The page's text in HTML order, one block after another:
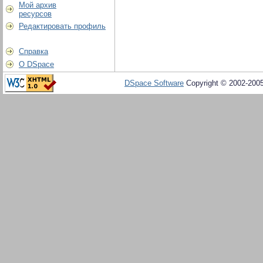
Мой архив
ресурсов
Редактировать профиль
Справка
О DSpace
DSpace Software Copyright © 2002-